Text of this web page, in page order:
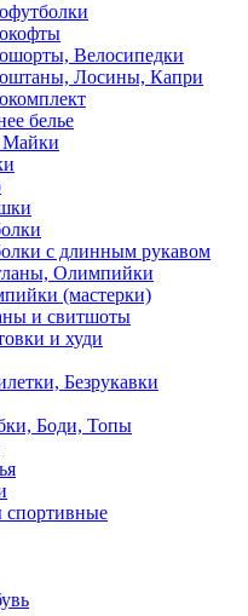
Велосипедки
Лосины, Капри
белье
Майки
с длинным рукавом
Олимпийки
(мастерки)
и свитшоты
и худи
Безрукавки
Боди, Топы
спортивные